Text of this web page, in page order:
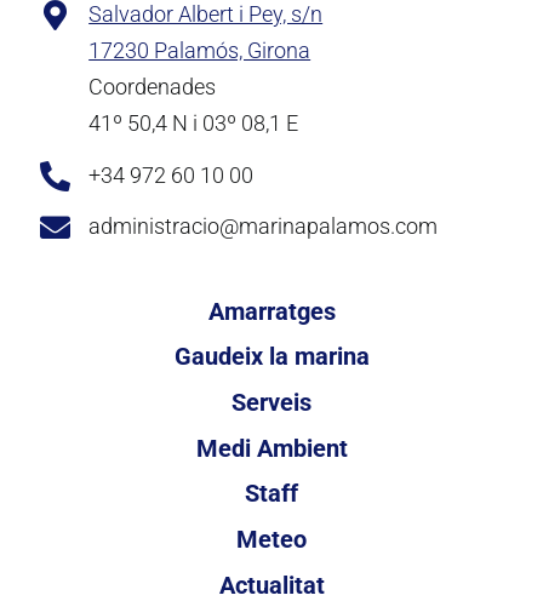
Salvador Albert i Pey, s/n
17230 Palamós, Girona
Coordenades
41º 50,4 N i 03º 08,1 E
+34 972 60 10 00
administracio@marinapalamos.com
Amarratges
Gaudeix la marina
Serveis
Medi Ambient
Staff
Meteo
Actualitat